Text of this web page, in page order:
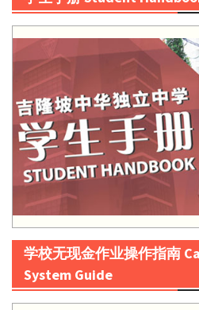
学校无现金作业操作指南
System Guide